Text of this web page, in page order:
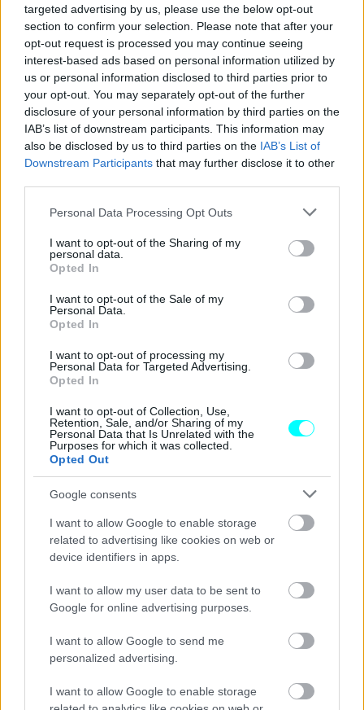
targeted advertising by us, please use the below opt-out
section to confirm your selection. Please note that after your
opt-out request is processed you may continue seeing
interest-based ads based on personal information utilized by
us or personal information disclosed to third parties prior to
your opt-out. You may separately opt-out of the further
disclosure of your personal information by third parties on the
IAB’s list of downstream participants. This information may
also be disclosed by us to third parties on the IAB’s List of
Downstream Participants that may further disclose it to other
Please note that this website/app uses one or more Google
not limited to your visit or usage behaviour. You may click to
grant or deny consent to Google and its third-party tags to
use your data for below specified purposes in below Google
consent section.
Personal Data Processing Opt Outs
I want to opt-out of the Sharing of my
personal data.
Opted In
I want to opt-out of the Sale of my
Personal Data.
Opted In
I want to opt-out of processing my
Personal Data for Targeted Advertising.
Opted In
I want to opt-out of Collection, Use,
Retention, Sale, and/or Sharing of my
Personal Data that Is Unrelated with the
Purposes for which it was collected.
Opted Out
Google consents
I want to allow Google to enable storage
related to advertising like cookies on web or
device identifiers in apps.
I want to allow my user data to be sent to
Google for online advertising purposes.
I want to allow Google to send me
personalized advertising.
I want to allow Google to enable storage
εξοπλισμό Highline ως γνήσιο αξεσουάρ.
βάρος 132 κιλά (έκδοση 15 ίππων) ή 119 κιλά
(έκδοση 5 ίππων) και χαμηλό ύψος σέλας μόλις 750
ευέλικτο και μπορεί να οδηγηθεί με άνεση από κάθε τύπο
αναβάτη, άσχετα με την εμπειρία που έχει στους δύο
τροχούς.